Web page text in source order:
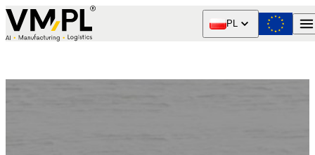
Skip to content
PL